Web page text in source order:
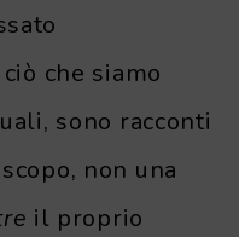
che siamo
sono racconti
non una
il proprio